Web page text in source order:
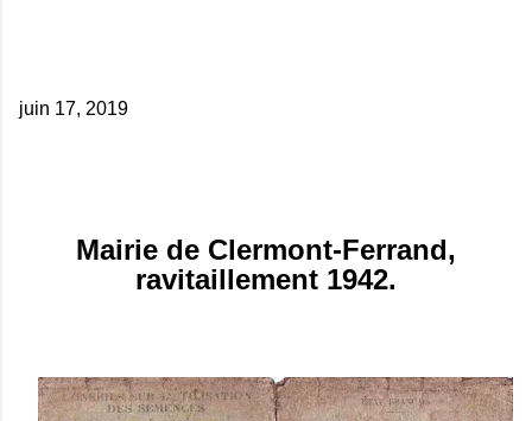
juin 17, 2019
Mairie de Clermont-Ferrand,
ravitaillement 1942.